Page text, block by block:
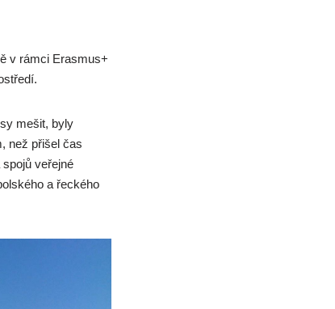
v rámci Erasmus+
mešit, byly
než přišel čas
veřejné
a řeckého